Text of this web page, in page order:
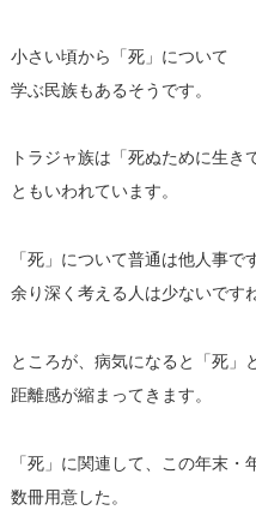
小さい頃から「死」について
学ぶ民族もあるそうです。
トラジャ族は「死ぬために生き
ともいわれています。
「死」について普通は他人事で
余り深く考える人は少ないですね
ところが、病気になると「死」
距離感が縮まってきます。
「死」に関連して、この年末・
数冊用意した。